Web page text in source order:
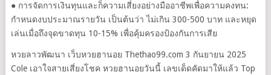
● การจัดการเงินทุนและก็ความเสี่ยงอย่างมืออาชีพเพื่อความคงทน:
กำหนดงบประมาณรายวัน เป็นต้นว่า ไม่เกิน 300-500 บาท และหยุด
เล่นเมื่อถึงจุดขาดทุน 10-15% เพื่อคุ้มครองป้องกันการเสีย
หวยลาวพัฒนา เว็บหวยฮานอย Thethao99.com 3 กันยายน 2025
Cole เอาใจสายเสี่ยงโชค หวยฮานอยวันนี้ เลขเด็ดคัดมาให้แล้ว Top